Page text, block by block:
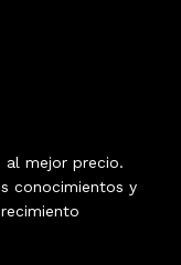
al mejor precio.
conocimientos y